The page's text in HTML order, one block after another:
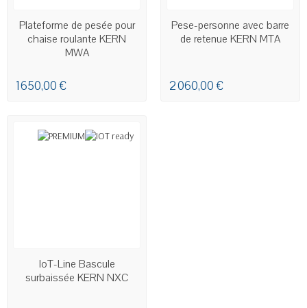
Plateforme de pesée pour
chaise roulante KERN
MWA
1 650,00 €
EN STOCK
Pese-personne avec barre
de retenue KERN MTA
2 060,00 €
EN STOCK
IoT-Line Bascule
surbaissée KERN NXC